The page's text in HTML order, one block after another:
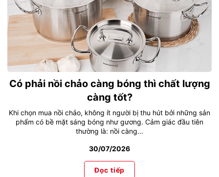
Có phải nồi chảo càng bóng thì chất lượng
càng tốt?
Khi chọn mua nồi chảo, không ít người bị thu hút bởi những sản
phẩm có bề mặt sáng bóng như gương. Cảm giác đầu tiên
thường là: nồi càng...
30/07/2026
Đọc tiếp